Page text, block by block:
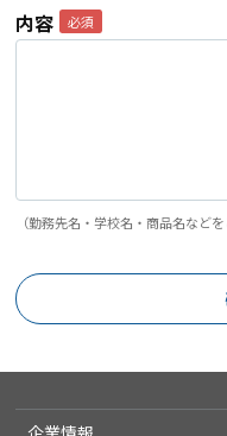
内容
（勤務先名・学校名・商品名など